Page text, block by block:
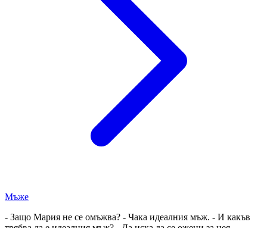
Мъже
- Защо Мария не се омъжва? - Чака идеалния мъж. - И какъв